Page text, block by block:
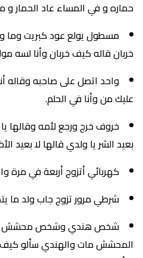
حماره و في المساء عاد الحمار و
مسطول يولع عود كبريت وما
خربان قاله كيف خربان وأنا لسه
واحد اتصل على صاحبه وقاله
عليك من وأنا في الحلم.
خروف خرج ورجع لأمه وقالها
بعيد الشر يا ولدي قالها لا بعيد
كهربائي أتزوج أربعة في
شرطي مرور تزوج جاب ولد ما
شخص هندي وشخص محشش
المحشش مات والهندي سألو